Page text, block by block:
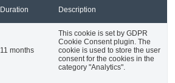
Duration Description
11 months
This cookie is set by GDPR
Cookie Consent plugin. The
cookie is used to store the user
consent for the cookies in the
category "Analytics".